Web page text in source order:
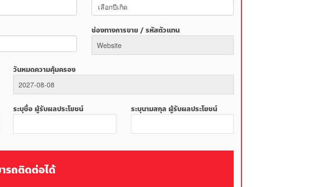
ช่องทางการขาย / รหัสตัวแทน
วันหมดความคุ้มครอง
ระบุชื่อ ผู้รับผลประโยชน์ ระบุนามสกุล ผู้รับผลประโยชน์
รถติดต่อได้